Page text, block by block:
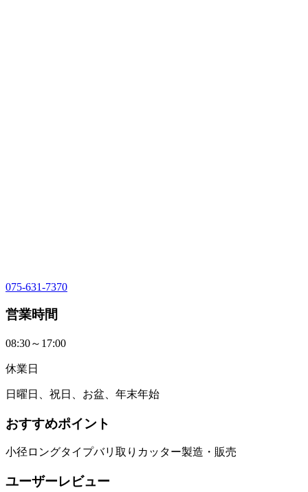
075-631-7370
営業時間
08:30～17:00
休業日
日曜日、祝日、お盆、年末年始
おすすめポイント
小径ロングタイプバリ取りカッター製造・販売
ユーザーレビュー